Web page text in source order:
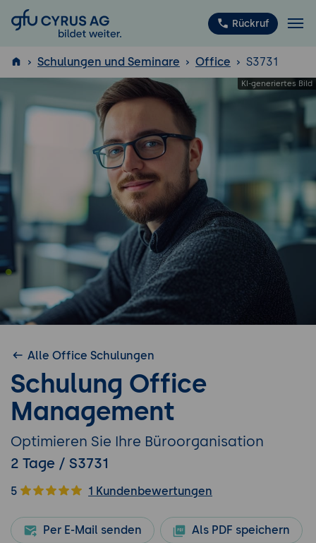
GFU Cyrus AG Rückruf
ISTQB
Schulungen und Seminare Office S3731
Alle Office Schulungen
Schulung Office
Management
Optimieren Sie Ihre Büroorganisation
2 Tage / S3731
5 1 Kundenbewertungen
Per E-Mail senden Als PDF speichern